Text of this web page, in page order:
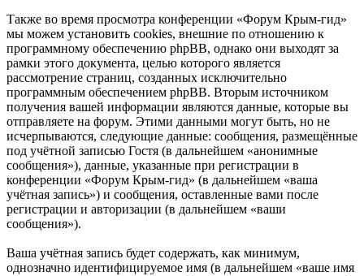
Также во время просмотра конференции «Форум Крым-гид»
мы можем установить cookies, внешние по отношению к
программному обеспечению phpBB, однако они выходят за
рамки этого документа, целью которого является
рассмотрение страниц, созданных исключительно
программным обеспечением phpBB. Вторым источником
получения вашей информации являются данные, которые вы
отправляете на форум. Этими данными могут быть, но не
исчерпываются, следующие данные: сообщения, размещённые
под учётной записью Гостя (в дальнейшем «анонимные
сообщения»), данные, указанные при регистрации в
конференции «Форум Крым-гид» (в дальнейшем «ваша
учётная запись») и сообщения, оставленные вами после
регистрации и авторизации (в дальнейшем «ваши
сообщения»).
Ваша учётная запись будет содержать, как минимум,
однозначно идентифицируемое имя (в дальнейшем «ваше имя